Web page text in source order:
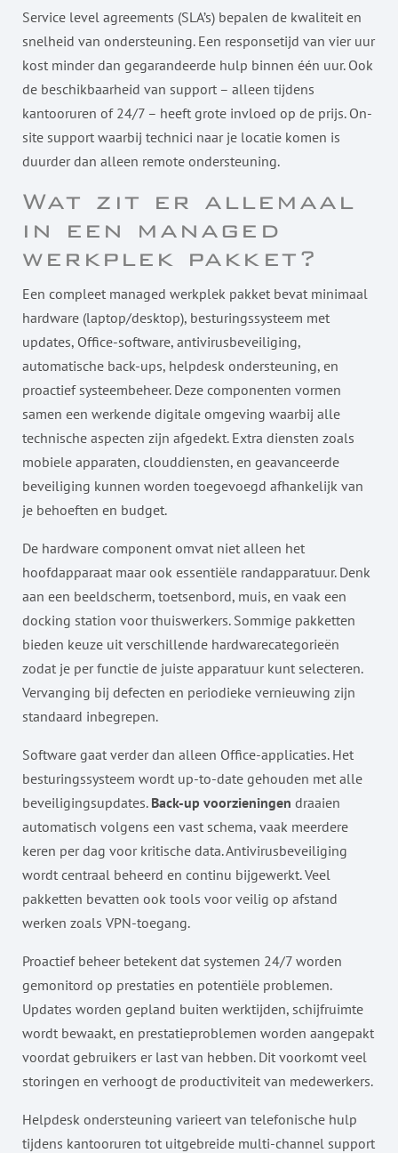
Service level agreements (SLA’s) bepalen de kwaliteit en
snelheid van ondersteuning. Een responsetijd van vier uur
kost minder dan gegarandeerde hulp binnen één uur. Ook
de beschikbaarheid van support – alleen tijdens
kantooruren of 24/7 – heeft grote invloed op de prijs. On-
site support waarbij technici naar je locatie komen is
duurder dan alleen remote ondersteuning.
Wat zit er allemaal
in een managed
werkplek pakket?
Een compleet managed werkplek pakket bevat minimaal
hardware (laptop/desktop), besturingssysteem met
updates, Office-software, antivirusbeveiliging,
automatische back-ups, helpdesk ondersteuning, en
proactief systeembeheer. Deze componenten vormen
samen een werkende digitale omgeving waarbij alle
technische aspecten zijn afgedekt. Extra diensten zoals
mobiele apparaten, clouddiensten, en geavanceerde
beveiliging kunnen worden toegevoegd afhankelijk van
je behoeften en budget.
De hardware component omvat niet alleen het
hoofdapparaat maar ook essentiële randapparatuur. Denk
aan een beeldscherm, toetsenbord, muis, en vaak een
docking station voor thuiswerkers. Sommige pakketten
bieden keuze uit verschillende hardwarecategorieën
zodat je per functie de juiste apparatuur kunt selecteren.
Vervanging bij defecten en periodieke vernieuwing zijn
standaard inbegrepen.
Software gaat verder dan alleen Office-applicaties. Het
besturingssysteem wordt up-to-date gehouden met alle
beveiligingsupdates. Back-up voorzieningen draaien
automatisch volgens een vast schema, vaak meerdere
keren per dag voor kritische data. Antivirusbeveiliging
wordt centraal beheerd en continu bijgewerkt. Veel
pakketten bevatten ook tools voor veilig op afstand
werken zoals VPN-toegang.
Proactief beheer betekent dat systemen 24/7 worden
gemonitord op prestaties en potentiële problemen.
Updates worden gepland buiten werktijden, schijfruimte
wordt bewaakt, en prestatieproblemen worden aangepakt
voordat gebruikers er last van hebben. Dit voorkomt veel
storingen en verhoogt de productiviteit van medewerkers.
Helpdesk ondersteuning varieert van telefonische hulp
tijdens kantooruren tot uitgebreide multi-channel support